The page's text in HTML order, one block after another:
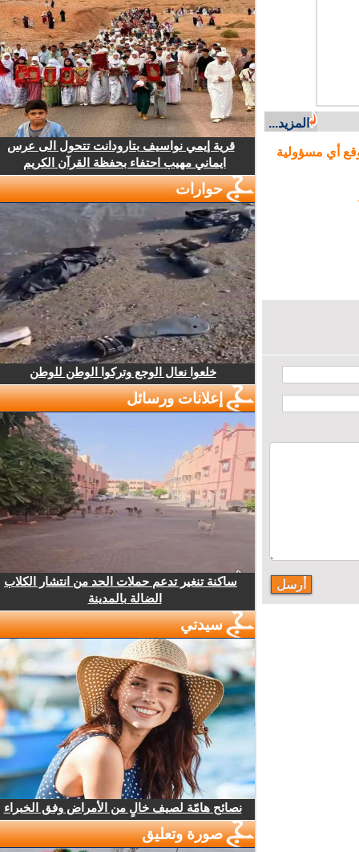
المزيد...
أي مسؤولية
قرية إيمي نواسيف بتارودانت تتحول الى عرس
ايماني مهيب احتفاء بحفظة القرآن الكريم
حوارات
خلعوا نعال الوجع وتركوا الوطن للوطن
إعلانات ورسائل
ساكنة تنغير تدعم حملات الحد من انتشار الكلاب
الضالة بالمدينة
سيدتي
نصائح هامّة لصيف خالٍ من الأمراض وفق الخبراء
صورة وتعليق